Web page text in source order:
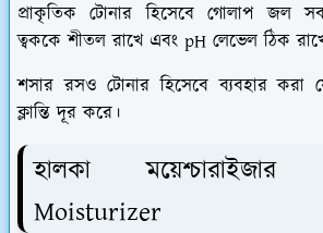
​প্রাকৃতিক টোনার হিসেবে গোলাপ জল
ত্বককে শীতল রাখে এবং pH লেভেল ঠিক
​শসার রসও টোনার হিসেবে ব্যবহার করা
ক্লান্তি দূর করে।
​হালকা ময়েশ্চারাইজার
Moisturizer